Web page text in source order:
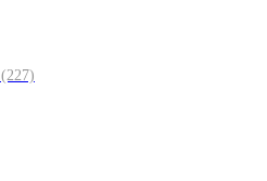
(227)